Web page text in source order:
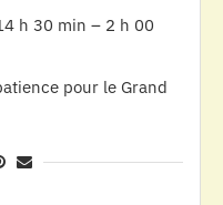
h 30 min – 2 h 00
pour le Grand